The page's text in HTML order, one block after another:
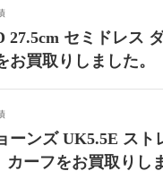
27.5cm セミドレス
買取りしました。
ーンズ UK5.5E スト
ーフをお買取りし